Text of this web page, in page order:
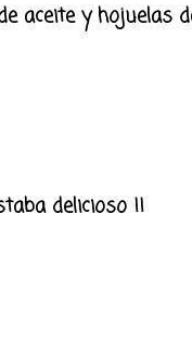
aceite y hojuelas
delicioso !!